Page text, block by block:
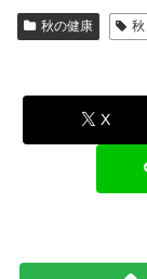
秋の健康 秋
X